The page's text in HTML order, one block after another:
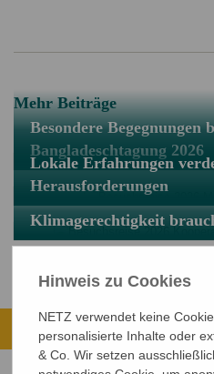
Mehr Beiträge
Besondere Begegnungen
Bangladeschtagung 2026
Lokale Erfahrungen
Herausforderungen
Klimagerechtigkeit
Ihre
ALLE
Hinweis zu Cookies
NETZ verwendet keine
personalisierte Inhalte oder
& Co. Wir setzen